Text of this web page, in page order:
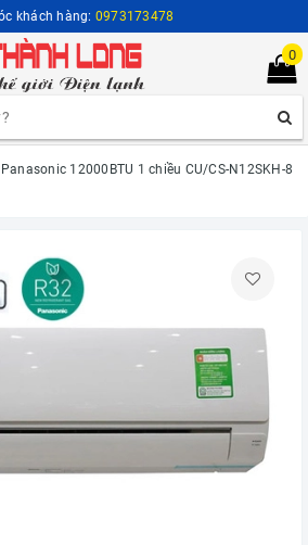
khách hàng: 0973173478
0
Panasonic 12000BTU 1 chiều CU/CS-N12SKH-8